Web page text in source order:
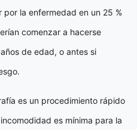
por la enfermedad en un 25 %
comenzar a hacerse
de edad, o antes si
es un procedimiento rápido
es mínima para la